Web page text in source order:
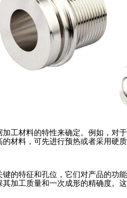
工材料的特性来确定。例如，对
材料，可先进行预热或者采用硬
的特征和孔位，它们对产品的功
加工质量和一次成形的精确度。